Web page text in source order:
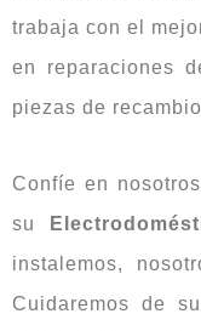
trabaja con el
en reparaciones
piezas de
Confíe en
su
instalemos,
Cuidaremos de su